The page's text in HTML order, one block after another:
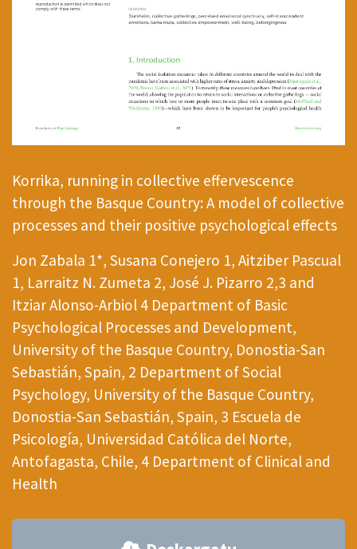
Korrika, running in collective effervescence
through the Basque Country: A model of collective
processes and their positive psychological effects
Jon Zabala 1*, Susana Conejero 1, Aitziber Pascual
1, Larraitz N. Zumeta 2, José J. Pizarro 2,3 and
Itziar Alonso-Arbiol 4 Department of Basic
Psychological Processes and Development,
University of the Basque Country, Donostia-San
Sebastián, Spain, 2 Department of Social
Psychology, University of the Basque Country,
Donostia-San Sebastián, Spain, 3 Escuela de
Psicología, Universidad Católica del Norte,
Antofagasta, Chile, 4 Department of Clinical and
Health